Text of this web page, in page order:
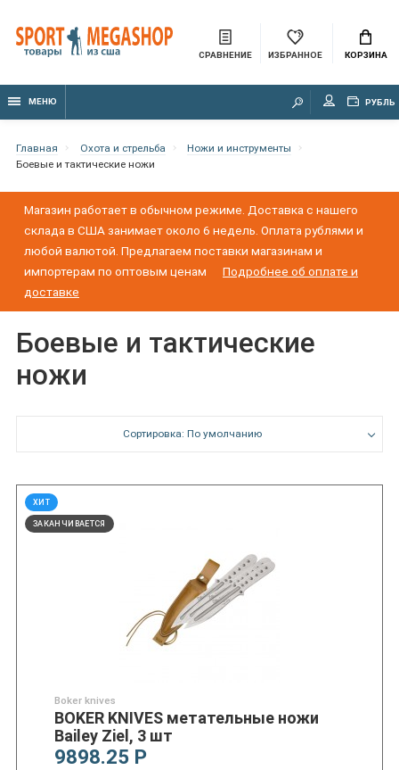
СРАВНЕНИЕ ИЗБРАННОЕ КОРЗИНА
МЕНЮ РУБЛЬ
Главная Охота и стрельба
Ножи и инструменты
Боевые и тактические ножи
Магазин работает в обычном режиме. Доставка с нашего
склада в США занимает около 6 недель. Оплата рублями и
любой валютой. Предлагаем поставки магазинам и
импортерам по оптовым ценам
Подробнее об оплате и
доставке
Боевые и тактические
ножи
Сортировка: По умолчанию
ХИТ
ЗАКАНЧИВАЕТСЯ
Boker knives
BOKER KNIVES метательные ножи
Bailey Ziel, 3 шт
9898.25 Р